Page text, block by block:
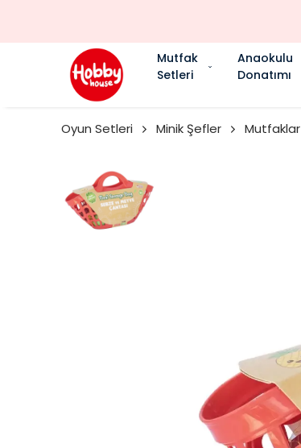
Mutfak
Setleri
Anaokulu
Donatımı
Oyun Setleri Minik Şefler Mutfaklar